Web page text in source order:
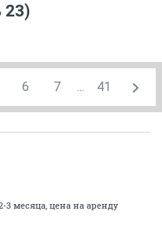
23)
6 7 ... 41
3 месяца, цена на аренду